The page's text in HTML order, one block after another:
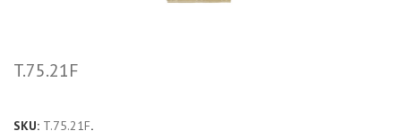
T.75.21F
SKU: T.75.21F.